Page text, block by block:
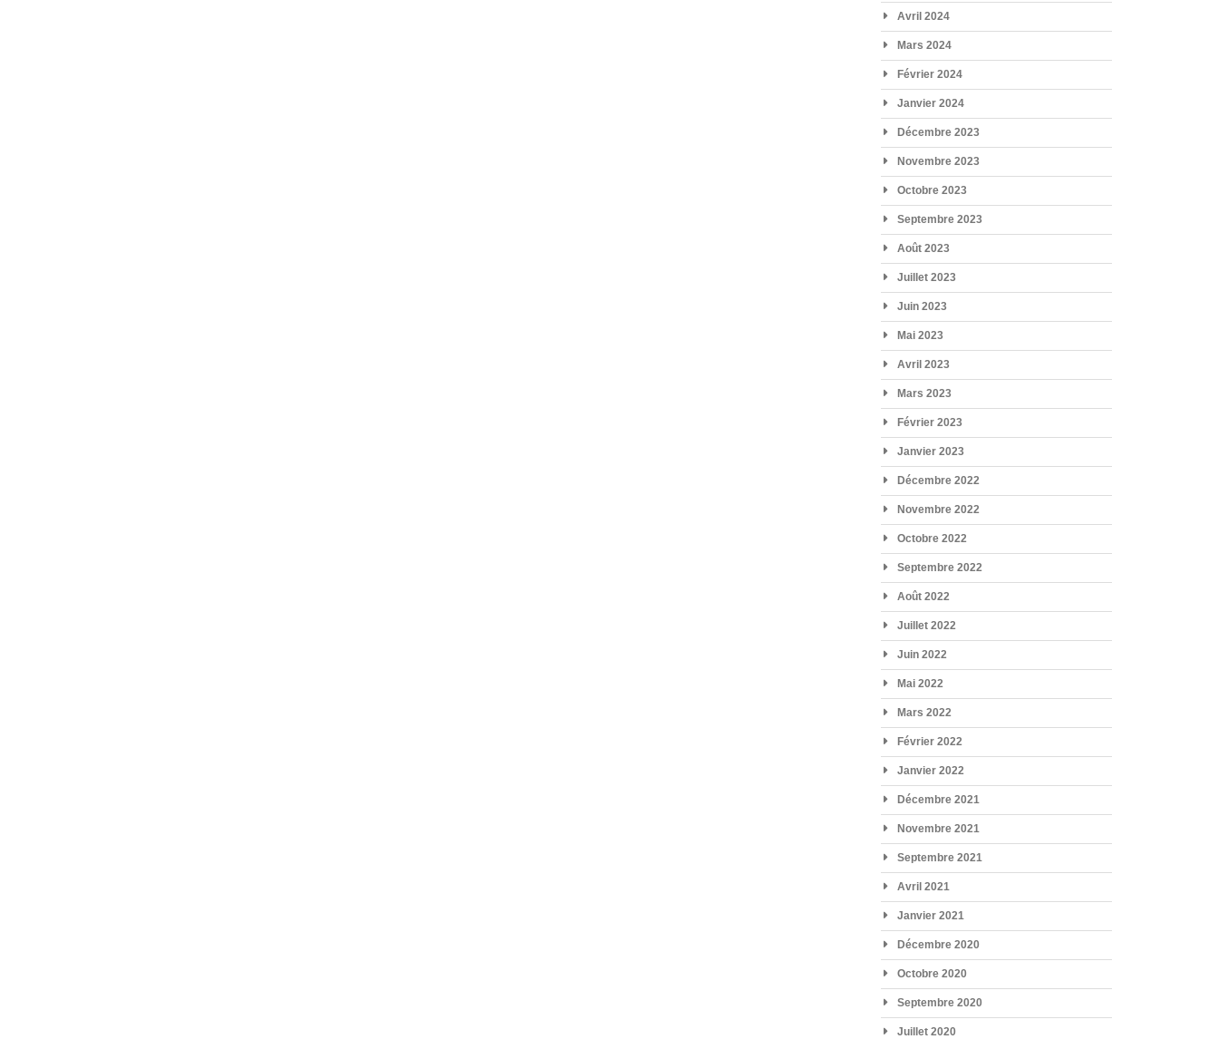
Avril 2024
Mars 2024
Février 2024
Janvier 2024
Décembre 2023
Novembre 2023
Octobre 2023
Septembre 2023
Août 2023
Juillet 2023
Juin 2023
Mai 2023
Avril 2023
Mars 2023
Février 2023
Janvier 2023
Décembre 2022
Novembre 2022
Octobre 2022
Septembre 2022
Août 2022
Juillet 2022
Juin 2022
Mai 2022
Mars 2022
Février 2022
Janvier 2022
Décembre 2021
Novembre 2021
Septembre 2021
Avril 2021
Janvier 2021
Décembre 2020
Octobre 2020
Septembre 2020
Juillet 2020